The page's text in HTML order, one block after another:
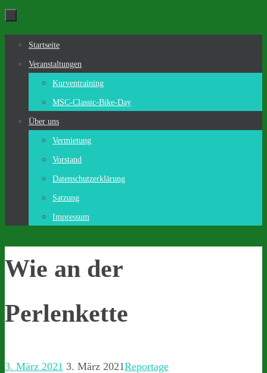
Zum
Inhalt
springen
Zum
Inhalt
Startseite
Veranstaltungen
Kurventraining
MSC-Classic-Bike-Day
Über uns
Vermietung
Vorstand
Datenschutzerklärung
Satzung
Impressum
Wie an der
Perlenkette
3. März 2021 3. März 2021Reportage